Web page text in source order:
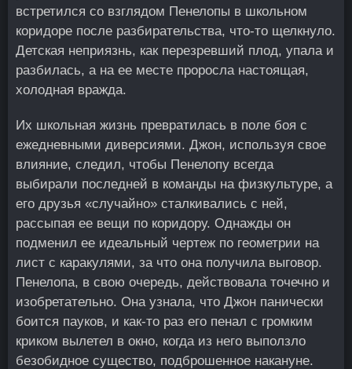
встретился со взглядом Пенелопы в школьном
коридоре после разбирательства, что-то щелкнуло.
Детская неприязнь, как перезревший плод, упала и
разбилась, а на ее месте проросла настоящая,
холодная вражда.
Их школьная жизнь превратилась в поле боя с
ежедневными диверсиями. Джон, используя свое
влияние, следил, чтобы Пенелопу всегда
выбирали последней в команды на физкультуре, а
его друзья «случайно» сталкивались с ней,
рассыпая ее вещи по коридору. Однажды он
подменил ее идеальный чертеж по геометрии на
лист с каракулями, за что она получила выговор.
Пенелопа, в свою очередь, действовала точечно и
изобретательно. Она узнала, что Джон панически
боится пауков, и как-то раз его пенал с громким
криком вылетел в окно, когда из него выползло
безобидное существо, подброшенное накануне.